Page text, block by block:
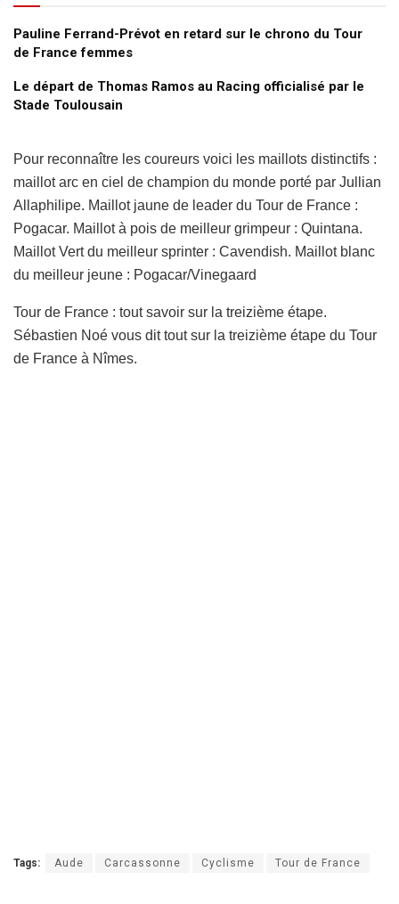
Pauline Ferrand-Prévot en retard sur le chrono du Tour
de France femmes
Le départ de Thomas Ramos au Racing officialisé par le
Stade Toulousain
Pour reconnaître les coureurs voici les maillots distinctifs :
maillot arc en ciel de champion du monde porté par Jullian
Allaphilipe. Maillot jaune de leader du Tour de France :
Pogacar. Maillot à pois de meilleur grimpeur : Quintana.
Maillot Vert du meilleur sprinter : Cavendish. Maillot blanc
du meilleur jeune : Pogacar/Vinegaard
Tour de France : tout savoir sur la treizième étape.
Sébastien Noé vous dit tout sur la treizième étape du Tour
de France à Nîmes.
Tags: Aude Carcassonne Cyclisme Tour de France